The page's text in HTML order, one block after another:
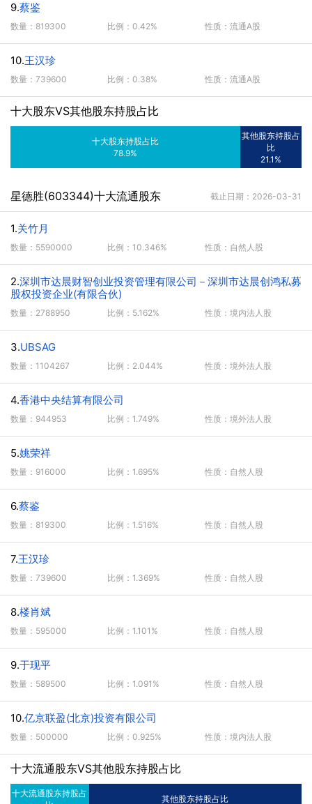
9.蔡鉴
数量：819300 比例：0.42% 性质：流通A股
10.王汉珍
数量：739600 比例：0.38% 性质：流通A股
十大股东VS其他股东持股占比
十大股东持股占比
78.9%
其他股东持股占
比
21.1%
星德胜(603344)十大流通股东 截止日期：2026-03-31
1.关竹月
数量：5590000 比例：10.346% 性质：自然人股
2.深圳市达晨财智创业投资管理有限公司－深圳市达晨创鸿私募
股权投资企业(有限合伙)
数量：2788950 比例：5.162% 性质：境内法人股
3.UBSAG
数量：1104267 比例：2.044% 性质：境外法人股
4.香港中央结算有限公司
数量：944953 比例：1.749% 性质：境外法人股
5.姚荣祥
数量：916000 比例：1.695% 性质：自然人股
6.蔡鉴
数量：819300 比例：1.516% 性质：自然人股
7.王汉珍
数量：739600 比例：1.369% 性质：自然人股
8.楼肖斌
数量：595000 比例：1.101% 性质：自然人股
9.于现平
数量：589500 比例：1.091% 性质：自然人股
10.亿京联盈(北京)投资有限公司
数量：500000 比例：0.925% 性质：境内法人股
十大流通股东VS其他股东持股占比
十大流通股东持股占
其他股东持股占比